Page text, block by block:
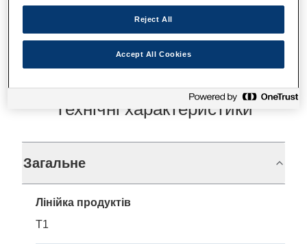
Де купити
Технічні характеристики
Загальне
Лінійка продуктів
T1
Reject All
Accept All Cookies